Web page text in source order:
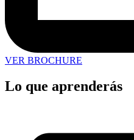
VER BROCHURE
Lo que aprenderás